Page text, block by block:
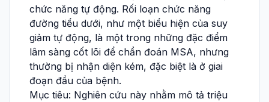
chức năng tự động. Rối loạn chức năng
đường tiểu dưới, như một biểu hiện của suy
giảm tự động, là một trong những đặc điểm
lâm sàng cốt lõi để chẩn đoán MSA, nhưng
thường bị nhận diện kém, đặc biệt là ở giai
đoạn đầu của bệnh.
Mục tiêu: Nghiên cứu này nhằm mô tả triệu